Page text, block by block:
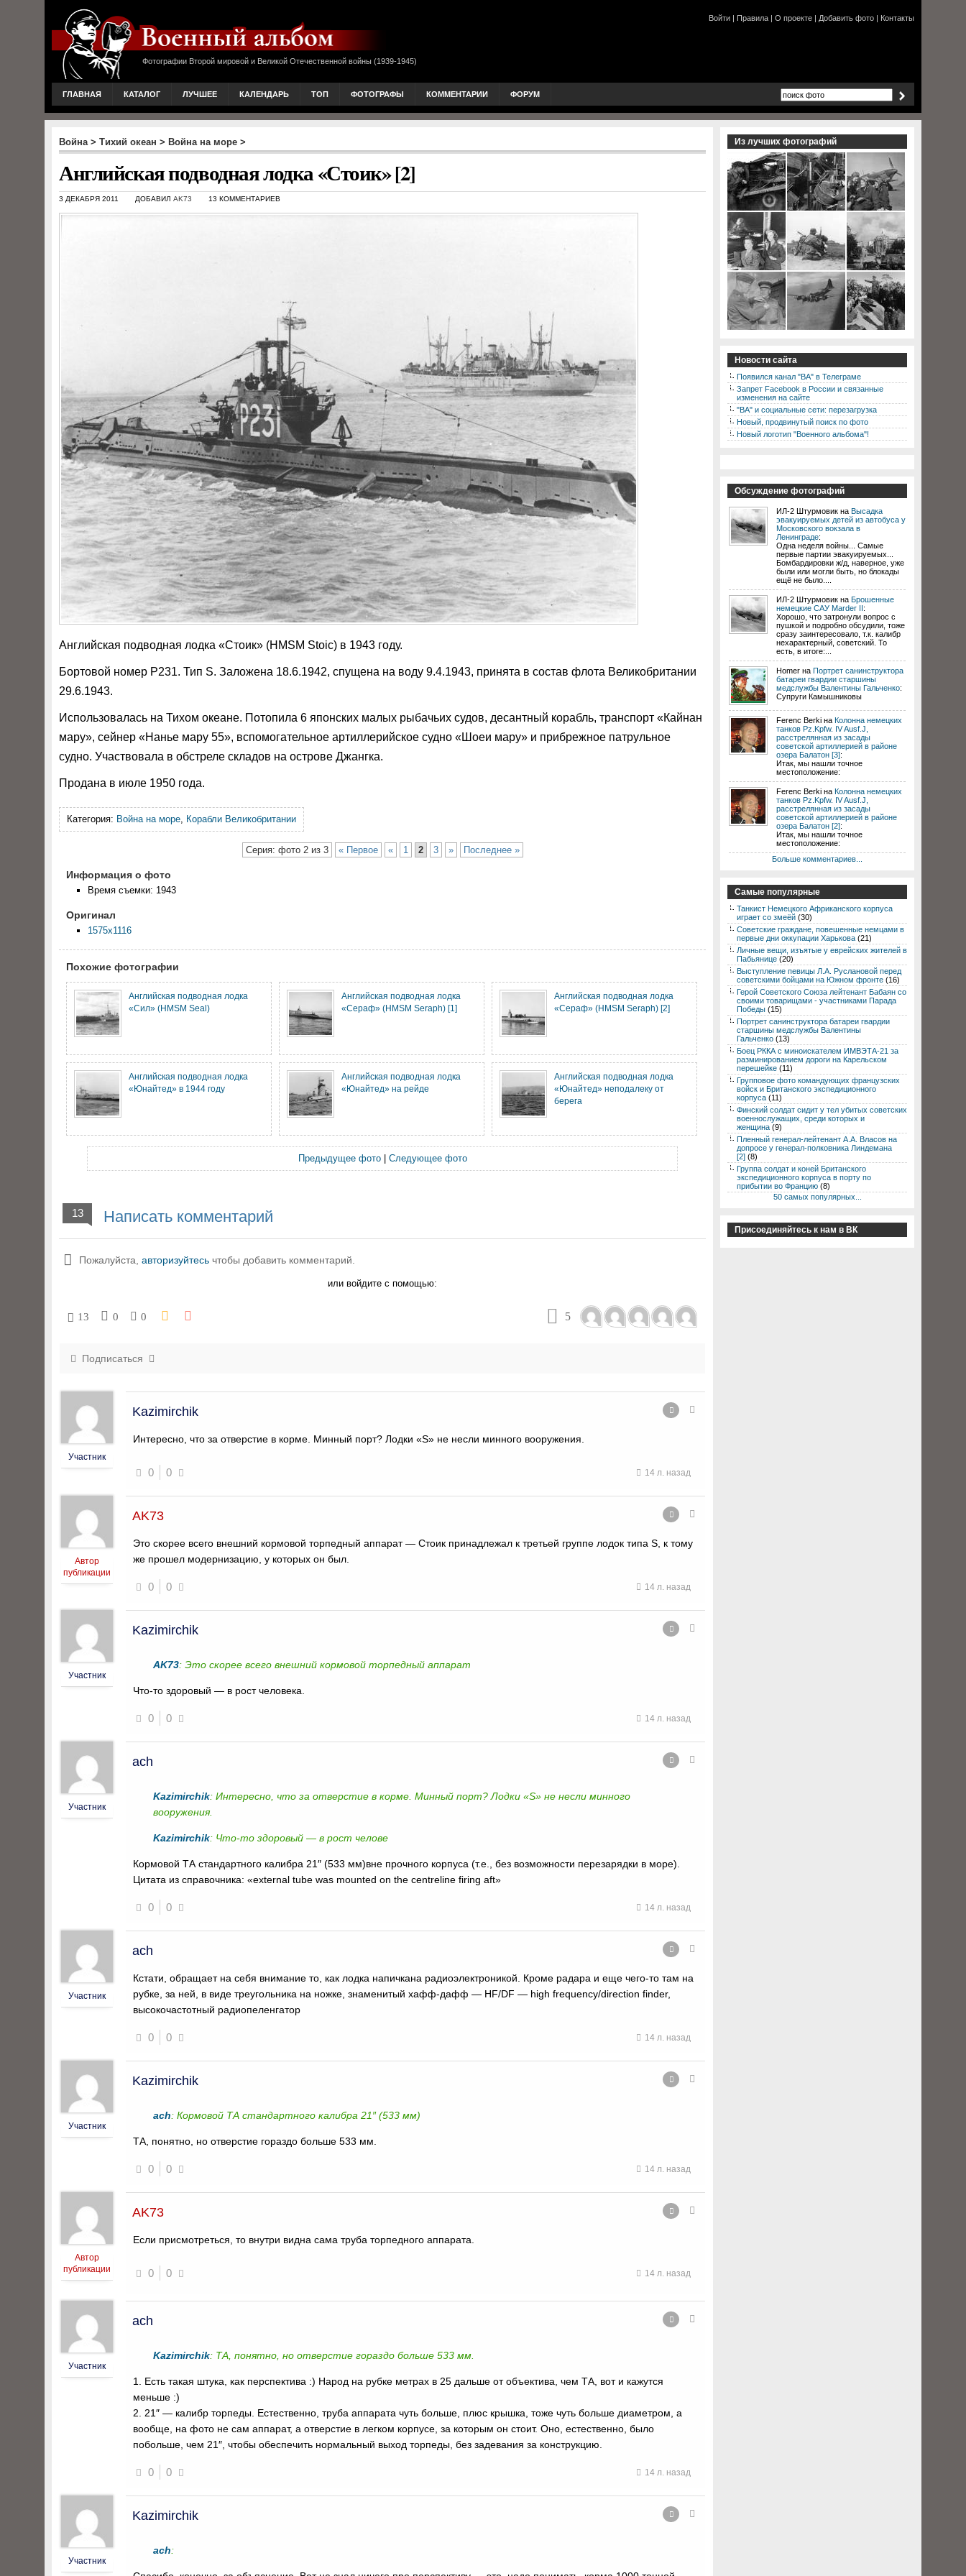
Фотографии Второй мировой и Великой Отечественной войны (1939-1945)
Войти | Правила | О проекте | Добавить фото | Контакты
ГЛАВНАЯ КАТАЛОГ ЛУЧШЕЕ КАЛЕНДАРЬ ТОП ФОТОГРАФЫ КОММЕНТАРИИ ФОРУМ
Война> Тихий океан > Война на море >
Английская подводная лодка «Стоик» [2]
3 ДЕКАБРЯ 2011 ДОБАВИЛ AK73 13 КОММЕНТАРИЕВ
Английская подводная лодка «Стоик» (HMSM Stoic) в 1943 году.
Бортовой номер P231. Тип S. Заложена 18.6.1942, спущена на воду 9.4.1943, принята в состав флота Великобритании
29.6.1943.
Использовалась на Тихом океане. Потопила 6 японских малых рыбачьих судов, десантный корабль, транспорт «Кайнан
мару», сейнер «Нанье мару 55», вспомогательное артиллерийское судно «Шоеи мару» и прибрежное патрульное
судно. Участвовала в обстреле складов на острове Джангка.
Продана в июле 1950 года.
Категория: Война на море, Корабли Великобритании
Серия: фото 2 из 3 « Первое « 1 2 3 » Последнее »
Информация о фото
Время съемки: 1943
Оригинал
1575x1116
Похожие фотографии
Английская подводная лодка
«Сил» (HMSM Seal)
Английская подводная лодка
«Сераф» (HMSM Seraph) [1]
Английская подводная лодка
«Сераф» (HMSM Seraph) [2]
Английская подводная лодка
«Юнайтед» в 1944 году
Английская подводная лодка
«Юнайтед» на рейде
Английская подводная лодка
«Юнайтед» неподалеку от
берега
Предыдущее фото| Следующее фото
13 Написать комментарий
Пожалуйста, авторизуйтесь чтобы добавить комментарий.
или войдите с помощью:
13 0 0 5
Подписаться
Участник
Kazimirchik
Интересно, что за отверстие в корме. Минный порт? Лодки «S» не несли минного вооружения.
0 0 14 л. назад
Автор
публикации
AK73
Это скорее всего внешний кормовой торпедный аппарат — Стоик принадлежал к третьей группе лодок типа S, к тому
же прошел модернизацию, у которых он был.
0 0 14 л. назад
Участник
Kazimirchik
AK73: Это скорее всего внешний кормовой торпедный аппарат
Что-то здоровый — в рост человека.
0 0 14 л. назад
Участник
ach
Kazimirchik: Интересно, что за отверстие в корме. Минный порт? Лодки «S» не несли минного
вооружения.
Kazimirchik: Что-то здоровый — в рост челове
Кормовой ТА стандартного калибра 21″ (533 мм)вне прочного корпуса (т.е., без возможности перезарядки в море).
Цитата из справочника: «external tube was mounted on the centreline firing aft»
0 0 14 л. назад
Участник
ach
Кстати, обращает на себя внимание то, как лодка напичкана радиоэлектроникой. Кроме радара и еще чего-то там на
рубке, за ней, в виде треугольника на ножке, знаменитый хафф-дафф — HF/DF — high frequency/direction finder,
высокочастотный радиопеленгатор
0 0 14 л. назад
Участник
Kazimirchik
ach: Кормовой ТА стандартного калибра 21″ (533 мм)
ТА, понятно, но отверстие гораздо больше 533 мм.
0 0 14 л. назад
Автор
публикации
AK73
Если присмотреться, то внутри видна сама труба торпедного аппарата.
0 0 14 л. назад
Участник
ach
Kazimirchik: ТА, понятно, но отверстие гораздо больше 533 мм.
1. Есть такая штука, как перспектива :) Народ на рубке метрах в 25 дальше от объектива, чем ТА, вот и кажутся
меньше :)
2. 21″ — калибр торпеды. Естественно, труба аппарата чуть больше, плюс крышка, тоже чуть больше диаметром, а
вообще, на фото не сам аппарат, а отверстие в легком корпусе, за которым он стоит. Оно, естественно, было
побольше, чем 21″, чтобы обеспечить нормальный выход торпеды, без задевания за конструкцию.
0 0 14 л. назад
Участник
Kazimirchik
ach:
Из лучших фотографий
Новости сайта
Появился канал "ВА" в Телеграме
Запрет Facebook в России и связанные
изменения на сайте
"ВА" и социальные сети: перезагрузка
Новый, продвинутый поиск по фото
Новый логотип "Военного альбома"!
Обсуждение фотографий
ИЛ-2 Штурмовик на Высадка
эвакуируемых детей из автобуса у
Московского вокзала в
Ленинграде:
Одна неделя войны... Самые
первые партии эвакуируемых...
Бомбардировки ж/д, наверное, уже
были или могли быть, но блокады
ещё не было....
ИЛ-2 Штурмовик на Брошенные
немецкие САУ Marder II:
Хорошо, что затронули вопрос с
пушкой и подробно обсудили, тоже
сразу заинтересовало, т.к. калибр
нехарактерный, советский. То
есть, в итоге:...
Homer на Портрет санинструктора
батареи гвардии старшины
медслужбы Валентины Гальченко:
Супруги Камышниковы
Ferenc Berki на Колонна немецких
танков Pz.Kpfw. IV Ausf.J,
расстрелянная из засады
советской артиллерией в районе
озера Балатон [3]:
Итак, мы нашли точное
местоположение:
Ferenc Berki на Колонна немецких
танков Pz.Kpfw. IV Ausf.J,
расстрелянная из засады
советской артиллерией в районе
озера Балатон [2]:
Итак, мы нашли точное
местоположение:
Больше комментариев...
Самые популярные
Танкист Немецкого Африканского корпуса
играет со змеёй (30)
Советские граждане, повешенные немцами в
первые дни оккупации Харькова (21)
Личные вещи, изъятые у еврейских жителей в
Пабьянице (20)
Выступление певицы Л.А. Руслановой перед
советскими бойцами на Южном фронте (16)
Герой Советского Союза лейтенант Бабаян со
своими товарищами - участниками Парада
Победы (15)
Портрет санинструктора батареи гвардии
старшины медслужбы Валентины
Гальченко (13)
Боец РККА с миноискателем ИМВЭТА-21 за
разминированием дороги на Карельском
перешейке (11)
Групповое фото командующих французских
войск и Британского экспедиционного
корпуса (11)
Финский солдат сидит у тел убитых советских
военнослужащих, среди которых и
женщина (9)
Пленный генерал-лейтенант А.А. Власов на
допросе у генерал-полковника Линдемана
[2] (8)
Группа солдат и коней Британского
экспедиционного корпуса в порту по
прибытии во Францию (8)
50 самых популярных...
Присоединяйтесь к нам в ВК